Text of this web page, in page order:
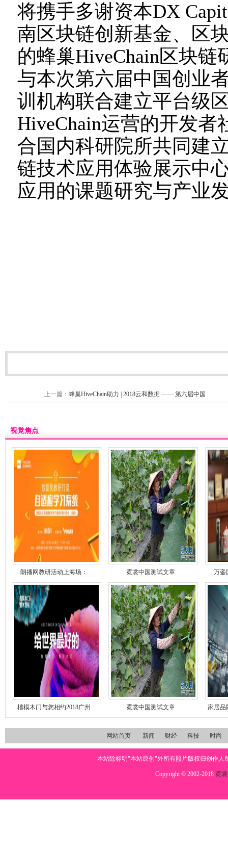
将携手多谢资本DX
南区块链创新基金、区
的蜂巢HiveChain区块
与本次第六届中国创业
训机构联合建立平台级
HiveChain运营的开发
合国内科研院所共同建
链技术应用体验展示中
应用的课题研究与产业
上一篇： 蜂巢HiveChain助力 | 2018云和数据 —— 第六届中国
视觉焦点
朗播网教研活动上海场： 霓裳中国测试文章 万銮
楷模木门与您相约2018广州 霓裳中国测试文章 家居品
网站首页 新闻 财经 科技 时尚
本站除标明"本站原创"外所有照片版权归创作
Copyright © 2002-2018 霓